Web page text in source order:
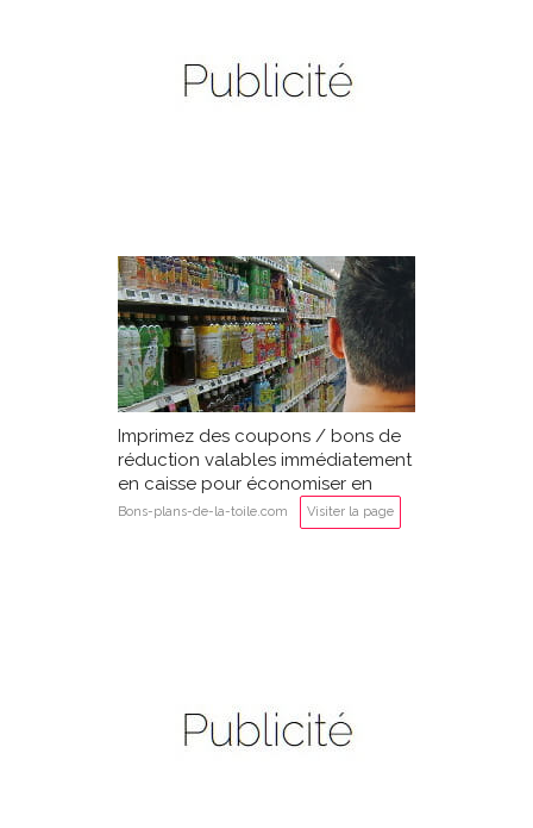
Imprimez des coupons / bons de
réduction valables immédiatement
en caisse pour économiser en
supermarché
Bons-plans-de-la-toile.com Visiter la page